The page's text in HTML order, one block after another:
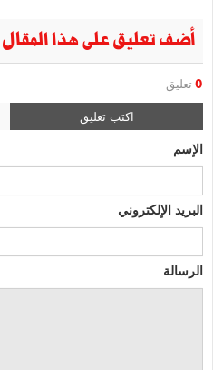
أضف تعليق على هذا المقال
0 تعليق
اكتب تعليق
الإسم
البريد الإلكتروني
الرسالة